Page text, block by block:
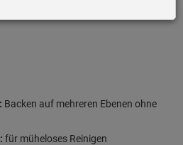
Backen auf mehreren Ebenen ohne
für müheloses Reinigen